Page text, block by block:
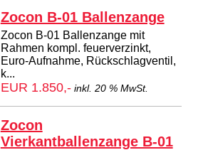
Zocon B-01 Ballenzange
Zocon B-01 Ballenzange mit
Rahmen kompl. feuerverzinkt,
Euro-Aufnahme, Rückschlagventil,
k...
EUR 1.850,- inkl. 20 % MwSt.
Zocon
Vierkantballenzange B-01